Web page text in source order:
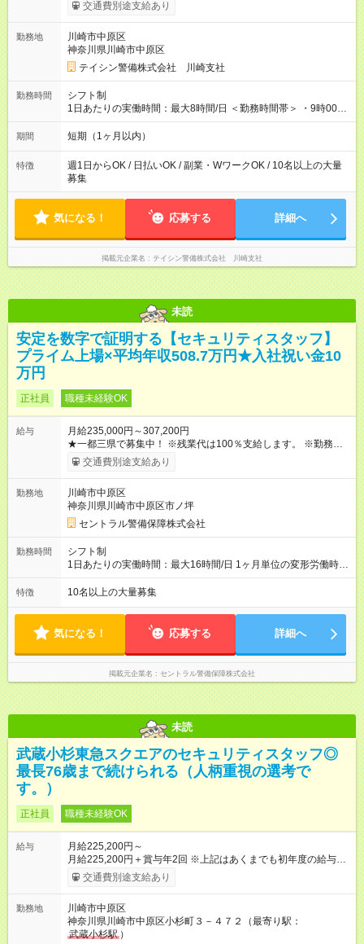
即入居OK！ ✅週1日～勤務OK ✅週5日勤務×フルタイムも可能 ✅
得費用は会社が全額負担します。 ＜＜ ✨紹介報奨金キャンペー
ン✨ ＞＞ 紹介する側＆入社する側も嬉しい制度！ 条件に応じ
て、下記報奨金を支給♪ ■紹介者：最大10万円 ■入社者：最大5万
円 ■入社者（即戦力）：最大7万円 【試用期間】試用期間あり 試
用期間の長さ：2ヶ月 雇用形態、給与は本採用時と同じです。
交通費別途支給あり
勤務地
川崎市中原区
神奈川県川崎市中原区
テイシン警備株式会社 川崎支社
勤務時間
シフト制
1日あたりの実働時間：最大8時間/日 ＜勤務時間帯＞ ・9時00分
～18時00分 ・20時00分～05時00分 ◎週1日から勤務可能で、1
週間ごとの自己申告制シフトを採用。短期勤務や副業としての
イフスタイルに合わせた働き方ができます。有給休暇も積極的
に取得可能です！
期間 短期（1ヶ月以内）
特徴
週1日からOK / 日払いOK / 副業・WワークOK / 10名以上の大量
募集
気になる！ 応募する 詳細へ
掲載元企業名 テイシン警備株式会社 川崎支社
未読
安定を数字で証明する【セキュリティスタッフ】
プライム上場×平均年収508.7万円★入社祝い金10
万円
正社員 職種未経験OK
給与
月給235,000円～307,200円
★一都三県で募集中！ ※残業代は100％支給します。 ※勤務状況
や年齢・経験・能力を考慮して決定します。 ※上記とは別に年2
回の賞与と各種手当を追加支給します。 ※3ヶ月間の試用期間が
27万円（28歳・入社1年目・大卒） └夜勤増務月3回（残業35時
間）＋扶養手当1.5万円＋資格手当3000円 ・31万円（35歳・入
社7年目・短大卒） └夜勤増務月4回（残業40時間）＋扶養手当2
万円＋資格手当1万円 ＋役職手当9000円 【試用期間】試用期間
あり 試用期間の長さ：3ヶ月 雇用形態、給与は本採用時と同じ
です。
交通費別途支給あり
勤務地
川崎市中原区
神奈川県川崎市中原区市ノ坪
セントラル警備保障株式会社
勤務時間
シフト制
1日あたりの実働時間：最大16時間/日 1ヶ月単位の変形労働時間
制（月平均実働172時間） ＜勤務例＞ 9：00～翌9：00（実働：
16時間／休憩：8時間 ※仮眠含む）
特徴 10名以上の大量募集
気になる！ 応募する 詳細へ
掲載元企業名 セントラル警備保障株式会社
未読
武蔵小杉東急スクエアのセキュリティスタッフ◎
最長76歳まで続けられる（人柄重視の選考で
す。）
正社員 職種未経験OK
給与
月給225,200円～
月給225,200円＋賞与年2回 ※上記はあくまでも初年度の給与で
す。 ※各種手当、実務時間に応じた金額を基本給に加えてお支
払い致します。 ※5月～給与UP！5年連続昇給中です！ ＜モデ
合） ※勤務シフトは物件によって異なります。 ※基本給、宿泊
手当、時間外手当、深夜手当など含む 【試用期間】試用期間あ
り 試用期間の長さ：3ヶ月 雇用形態、給与は本採用時と同じで
交通費別途支給あり
勤務地
川崎市中原区
神奈川県川崎市中原区小杉町３－４７２（最寄り駅：
武蔵小杉駅 ）